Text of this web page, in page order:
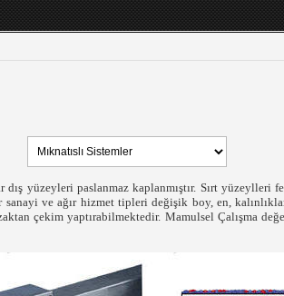
yüzeyleri paslanmaz kaplanmıştır. Sırt
sanayi ve ağır hizmet tipleri değişik boy, en,
çekim yaptırabilmektedir. Mamulsel Çalışma